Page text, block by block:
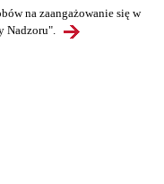
na zaangażowanie się w
Nadzoru".